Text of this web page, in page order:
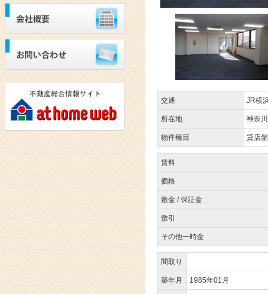
交通 JR横
所在地 神奈
物件種目 貸店
賃料
価格
敷金 / 保証金
敷引
その他一時金
間取り
築年月 1985年01月